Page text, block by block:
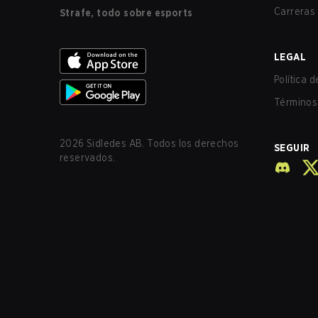
Strafe, todo sobre esports
2026 Sidledes AB. Todos los derechos
reservados.
Carreras
LEGAL
Política
SEGUIR